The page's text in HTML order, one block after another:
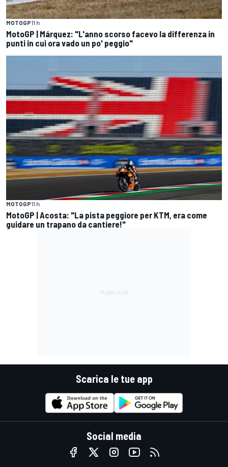
MOTOGP11 h
MotoGP | Márquez: "L'anno scorso facevo la differenza in
punti in cui ora vado un po' peggio"
MOTOGP11 h
MotoGP | Acosta: "La pista peggiore per KTM, era come
guidare un trapano da cantiere!"
Scarica le tue app
Social media